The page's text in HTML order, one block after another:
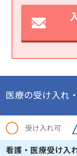
医療の受け入れ
受け入れ可
看護・医療受け入